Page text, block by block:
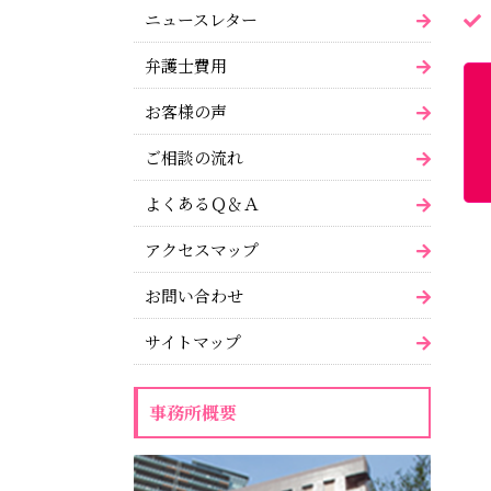
ニュースレター
弁護士費用
お客様の声
ご相談の流れ
よくあるＱ＆Ａ
アクセスマップ
お問い合わせ
サイトマップ
事務所概要